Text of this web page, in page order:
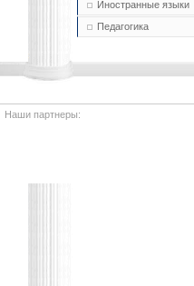
Иностранные языки
Педагогика
Наши партнеры: